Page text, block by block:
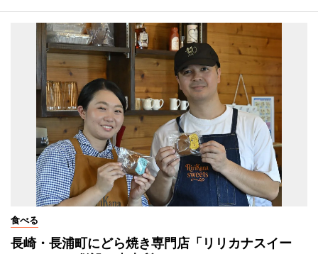
食べる
長崎・長浦町にどら焼き専門店「リリカナスイー